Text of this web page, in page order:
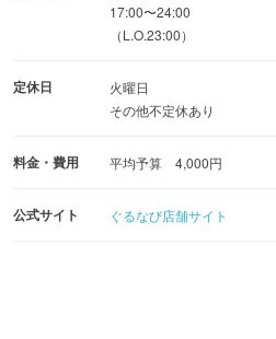
17:00〜24:00
（L.O.23:00）
定休日
火曜日
その他不定休あり
料金・費用 平均予算 4,000円
公式サイト ぐるなび店舗サイト